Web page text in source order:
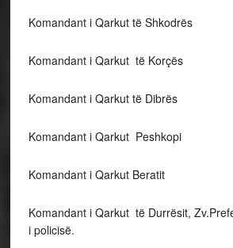
Komandant i Qarkut të Shkodrës
Komandant i Qarkut të Korçës
Komandant i Qarkut të Dibrës
Komandant i Qarkut Peshkopi
Komandant i Qarkut Beratit
Komandant i Qarkut të Durrësit,
i policisë.